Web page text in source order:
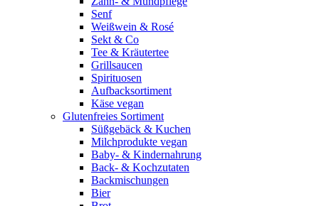
Senf
Weißwein & Rosé
Sekt & Co
Tee & Kräutertee
Grillsaucen
Spirituosen
Aufbacksortiment
Käse vegan
Glutenfreies Sortiment
Süßgebäck & Kuchen
Milchprodukte vegan
Baby- & Kindernahrung
Back- & Kochzutaten
Backmischungen
Bier